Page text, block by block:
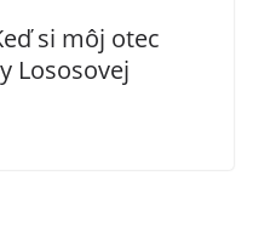
si môj otec
Lososovej